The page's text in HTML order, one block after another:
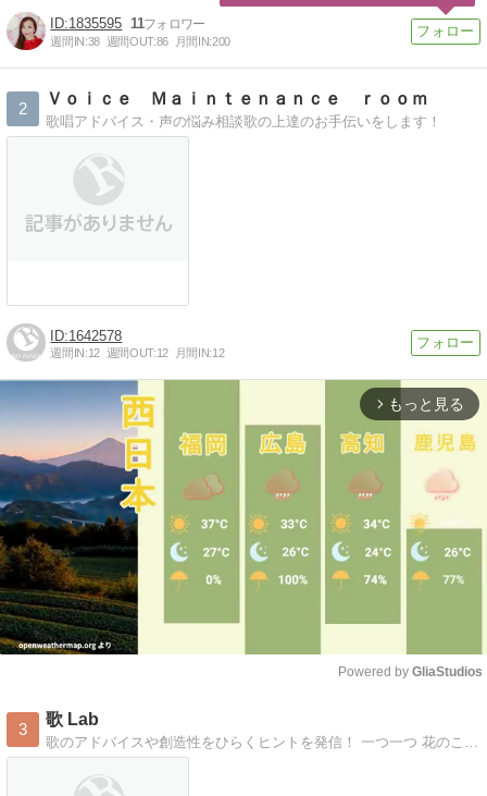
1835595 11
週間IN:38 週間OUT:86 月間IN:200
2
Ｖｏｉｃｅ Ｍａｉｎｔｅｎａｎｃｅ ｒｏｏｍ
歌唱アドバイス・声の悩み相談歌の上達のお手伝いをします！
1642578
週間IN:12 週間OUT:12 月間IN:12
arrow_forward_ios もっと見る
Powered by GliaStudios
3
歌 Lab
歌のアドバイスや創造性をひらくヒントを発信！ 一つ一つ 花のこころが ちゃんと咲いていけますように。